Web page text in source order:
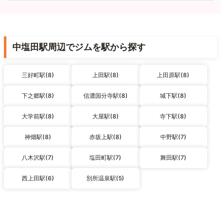
中塩田駅周辺でジムを駅から探す
三好町駅(8) 上田駅(8) 上田原駅(8)
下之郷駅(8) 信濃国分寺駅(8) 城下駅(8)
大学前駅(8) 大屋駅(8) 寺下駅(8)
神畑駅(8) 赤坂上駅(8) 中野駅(7)
八木沢駅(7) 塩田町駅(7) 舞田駅(7)
西上田駅(6) 別所温泉駅(5)